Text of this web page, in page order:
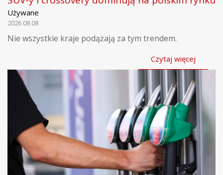
Używane
2026.08.08
Nie wszystkie kraje podążają za tym trendem.
Czytaj więcej